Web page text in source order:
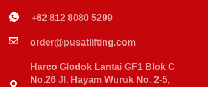
+62 812 8080 5299
order@pusatlifting.com
Harco Glodok Lantai GF1 Blok C
No.26 Jl. Hayam Wuruk No. 2-5,